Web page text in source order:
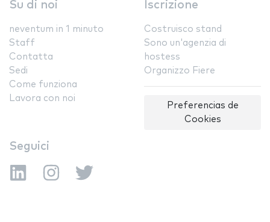
Su di noi
neventum in 1 minuto
Staff
Contatta
Sedi
Come funziona
Lavora con noi
Iscrizione
Costruisco stand
Sono un'agenzia di
hostess
Organizzo Fiere
Preferencias de
Cookies
Seguici